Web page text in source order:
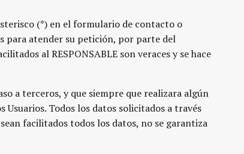
(*) en el formulario de contacto o
para atender su petición, por parte del
al RESPONSABLE son veraces y se hace
a terceros, y que siempre que realizara algún
Todos los datos solicitados a través
facilitados todos los datos, no se garantiza